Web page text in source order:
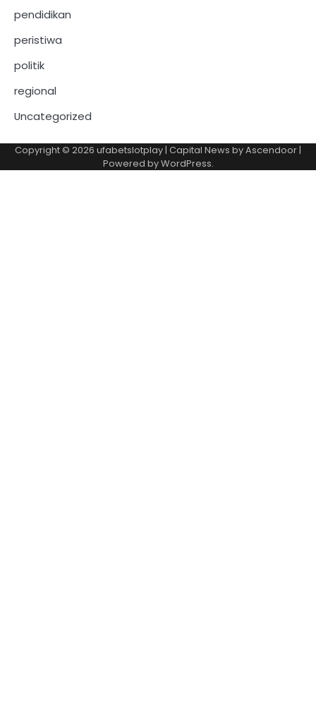
pendidikan
peristiwa
politik
regional
Uncategorized
Copyright © 2026 ufabetslotplay| Capital News byAscendoor|
Powered byWordPress.